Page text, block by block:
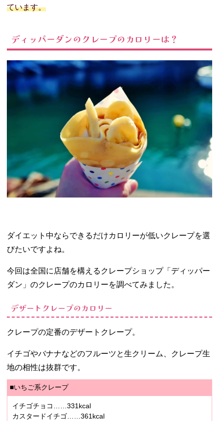
ています。
ディッパーダンのクレープのカロリーは？
ダイエット中ならできるだけカロリーが低いクレープを選
びたいですよね。
今回は全国に店舗を構えるクレープショップ「ディッパー
ダン」のクレープのカロリーを調べてみました。
デザートクレープのカロリー
クレープの定番のデザートクレープ。
イチゴやバナナなどのフルーツと生クリーム、クレープ生
地の相性は抜群です。
■いちご系クレープ
イチゴチョコ……331kcal
カスタードイチゴ……361kcal